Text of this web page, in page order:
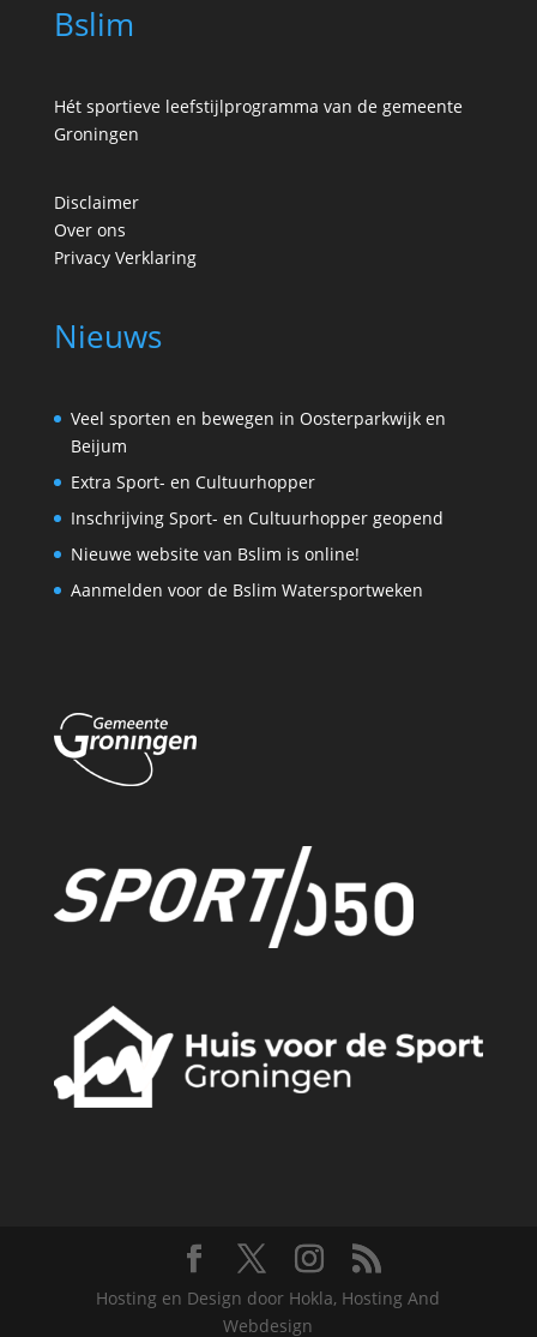
Bslim
Hét sportieve leefstijlprogramma van de gemeente
Groningen
Disclaimer
Over ons
Privacy Verklaring
Nieuws
Veel sporten en bewegen in Oosterparkwijk en
Beijum
Extra Sport- en Cultuurhopper
Inschrijving Sport- en Cultuurhopper geopend
Nieuwe website van Bslim is online!
Aanmelden voor de Bslim Watersportweken
Hosting en Design door Hokla, Hosting And
Webdesign